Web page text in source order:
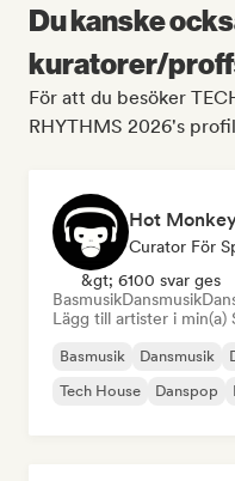
Du kanske
kuratorer/
För att du besöker
RHYTHMS 2026's profil
Hot
Curator För
&gt; 6100 svar ges
BasmusikDansmusik
Lägg till artister i min(a)
Basmusik Dansmusik
Tech House
Danspop